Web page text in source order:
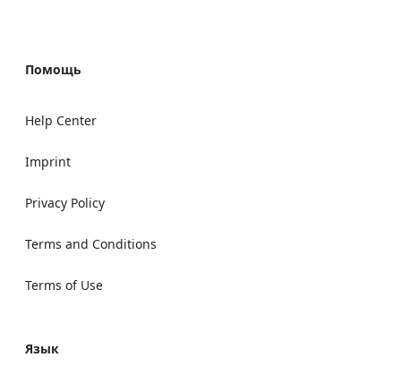
Помощь
Help Center
Imprint
Privacy Policy
Terms and Conditions
Terms of Use
Язык